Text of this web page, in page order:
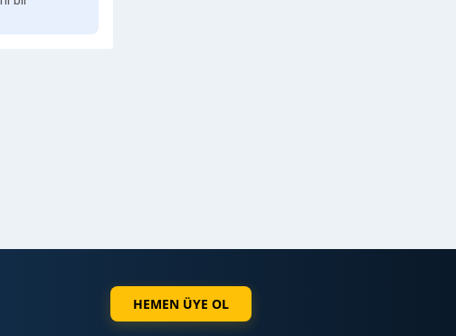
HEMEN ÜYE OL